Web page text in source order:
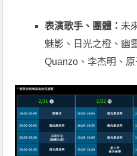
表演歌手、團體： 未
魅影、日光之橙、幽
Quanzo、李杰明、